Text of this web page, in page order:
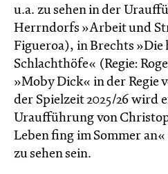
u.a. zu sehen in der
Herrndorfs »Arbeit und
Figueroa), in Brechts »Die
Schlachthöfe« (Regie:
»Moby Dick« in der Regie
der Spielzeit 2025/26 wird
Uraufführung von
Leben fing im Sommer
zu sehen sein.